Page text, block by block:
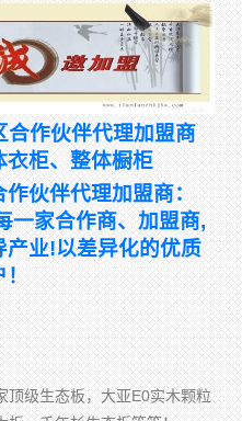
合作伙伴代理加盟商
衣柜、整体橱柜
伙伴代理加盟商：
一家合作商、加盟商,
业!以差异化的优质
！
顶级生态板，大亚E0实木颗粒